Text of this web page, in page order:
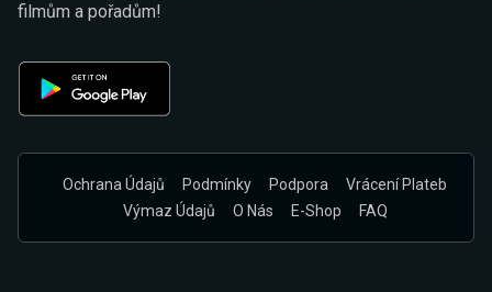
filmům a pořadům!
Ochrana Údajů Podmínky Podpora
Vrácení Plateb
Výmaz Údajů
O Nás E-Shop FAQ